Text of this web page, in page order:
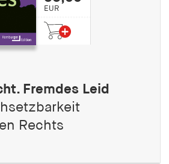
EUR
Fremdes Leid
Rechts